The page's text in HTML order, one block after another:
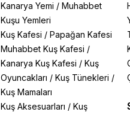
Kanarya Yemi / Muhabbet
Kuşu Yemleri
Kuş Kafesi / Papağan Kafesi
Muhabbet Kuş Kafesi /
Kanarya Kuş Kafesi / Kuş
Oyuncakları / Kuş Tünekleri /
Kuş Mamaları
Kuş Aksesuarları / Kuş